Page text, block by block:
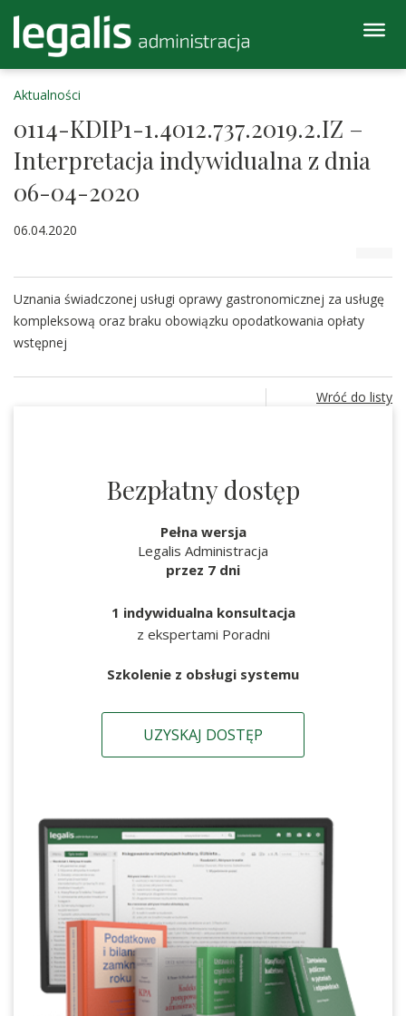
Aktualności
0114-KDIP1-1.4012.737.2019.2.IZ –
Interpretacja indywidualna z dnia
06-04-2020
06.04.2020
Uznania świadczonej usługi oprawy gastronomicznej za usługę
kompleksową oraz braku obowiązku opodatkowania opłaty
wstępnej
Wróć do listy
Bezpłatny dostęp
Pełna wersja
Legalis Administracja
przez 7 dni
1 indywidualna konsultacja
z ekspertami Poradni
Szkolenie z obsługi systemu
UZYSKAJ DOSTĘP